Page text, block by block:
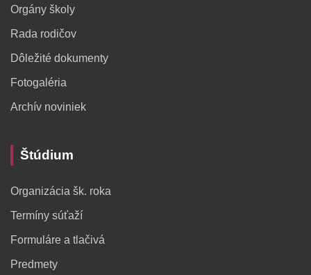
Orgány školy
Rada rodičov
Dôležité dokumenty
Fotogaléria
Archív noviniek
Štúdium
Organizácia šk. roka
Termíny súťaží
Formuláre a tlačivá
Predmety